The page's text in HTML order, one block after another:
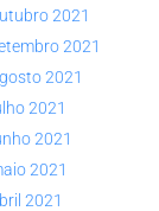
2021
2021
2021
2021
2021
2021
2021